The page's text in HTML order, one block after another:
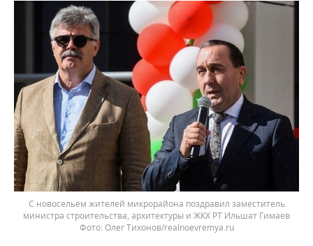
С новосельем жителей микрорайона поздравил заместитель
министра строительства, архитектуры и ЖКХ РТ Ильшат Гимаев
Олег Тихонов/realnoevremya.ru